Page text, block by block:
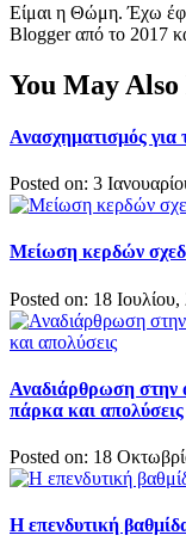
Είμαι η Θώμη. Έχω
Blogger από το 2017
You May
Ανασχηματισμός
Posted on: 3
Μείωση κερδών
Posted on: 18 Ιουλίου,
Αναδιάρθρωση στην
πάρκα και απολύσεις
Posted on: 18
Η επενδυτική